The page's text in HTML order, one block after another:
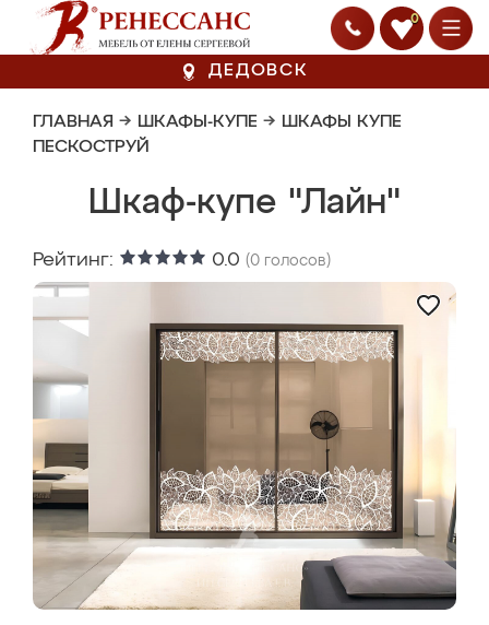
0
ДЕДОВСК
ГЛАВНАЯ → ШКАФЫ-КУПЕ → ШКАФЫ КУПЕ
ПЕСКОСТРУЙ
Шкаф-купе "Лайн"
Рейтинг: 0.0 (0 голосов)